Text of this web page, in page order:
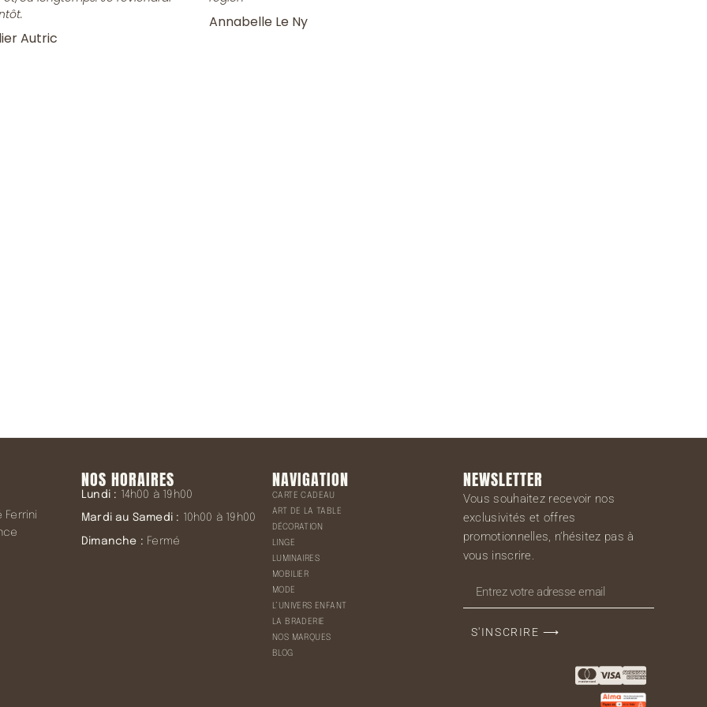
Autric
Annabelle Le Ny
Ferrini
NOS HORAIRES
Lundi : 14h00 à 19h00
Mardi au Samedi : 10h00 à 19h00
Dimanche : Fermé
NAVIGATION
CARTE CADEAU
ART DE LA TABLE
DÉCORATION
LINGE
LUMINAIRES
MOBILIER
MODE
L’UNIVERS ENFANT
LA BRADERIE
NOS MARQUES
BLOG
NEWSLETTER
Vous souhaitez recevoir nos
exclusivités et offres
promotionnelles, n’hésitez pas à
vous inscrire.
S'INSCRIRE ⟶